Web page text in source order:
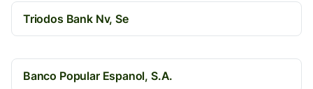
Triodos Bank Nv, Se
Banco Popular Espanol, S.A.